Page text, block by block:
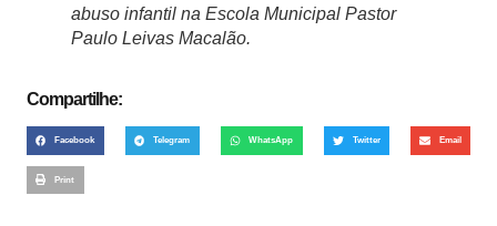
abuso infantil na Escola Municipal Pastor
Paulo Leivas Macalão.
Compartilhe:
Facebook Telegram WhatsApp Twitter Email
Print